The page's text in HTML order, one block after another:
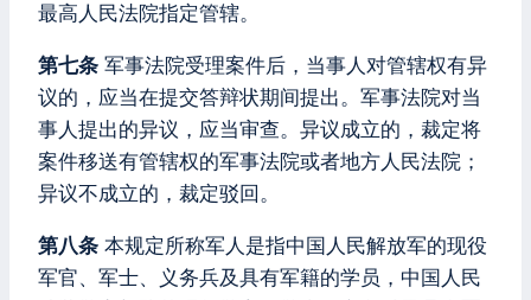
最高人民法院指定管辖。
第七条 军事法院受理案件后，当事人对管辖权有异
议的，应当在提交答辩状期间提出。军事法院对当
事人提出的异议，应当审查。异议成立的，裁定将
案件移送有管辖权的军事法院或者地方人民法院；
异议不成立的，裁定驳回。
第八条 本规定所称军人是指中国人民解放军的现役
军官、军士、义务兵及具有军籍的学员，中国人民